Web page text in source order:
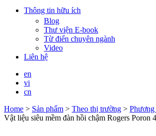
Thông tin hữu ích
Blog
Thư viện E-book
Từ điển chuyên ngành
Video
Liên hệ
en
vi
cn
Home > Sản phẩm > Theo thị trường >
Vật liệu siêu mềm đàn hồi chậm Rogers Poron